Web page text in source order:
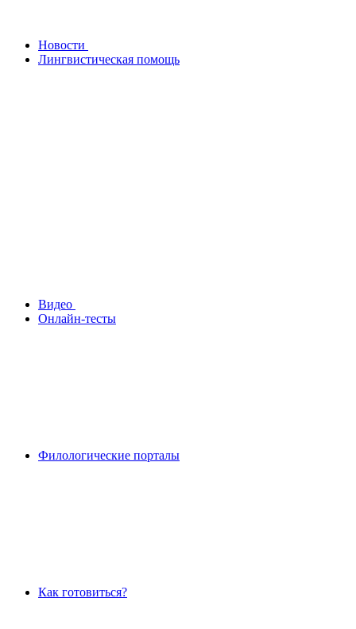
Новости
Лингвистическая помощь
Видео
Онлайн-тесты
Филологические порталы
Как готовиться?